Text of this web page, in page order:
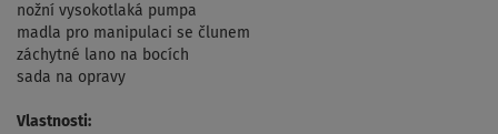
nožní vysokotlaká pumpa
madla pro manipulaci se člunem
záchytné lano na bocích
sada na opravy
Vlastnosti: